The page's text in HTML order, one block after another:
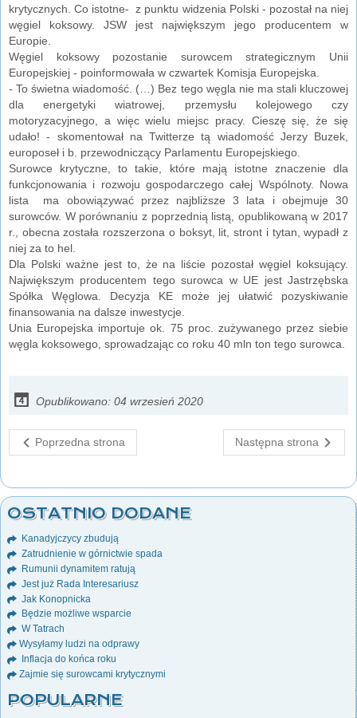
krytycznych. Co istotne- z punktu widzenia Polski - pozostał na niej
węgiel koksowy. JSW jest największym jego producentem w
Europie.
Węgiel koksowy pozostanie surowcem strategicznym Unii
Europejskiej - poinformowała w czwartek Komisja Europejska.
- To świetna wiadomość. (…) Bez tego węgla nie ma stali kluczowej
dla energetyki wiatrowej, przemysłu kolejowego czy
motoryzacyjnego, a więc wielu miejsc pracy. Cieszę się, że się
udało! - skomentował na Twitterze tą wiadomość Jerzy Buzek,
europoseł i b. przewodniczący Parlamentu Europejskiego.
Surowce krytyczne, to takie, które mają istotne znaczenie dla
funkcjonowania i rozwoju gospodarczego całej Wspólnoty. Nowa
lista ma obowiązywać przez najbliższe 3 lata i obejmuje 30
surowców. W porównaniu z poprzednią listą, opublikowaną w 2017
r., obecna została rozszerzona o boksyt, lit, stront i tytan, wypadł z
niej za to hel.
Dla Polski ważne jest to, że na liście pozostał węgiel koksujący.
Największym producentem tego surowca w UE jest Jastrzębska
Spółka Węglowa. Decyzja KE może jej ułatwić pozyskiwanie
finansowania na dalsze inwestycje.
Unia Europejska importuje ok. 75 proc. zużywanego przez siebie
węgla koksowego, sprowadzając co roku 40 mln ton tego surowca.
Opublikowano: 04 wrzesień 2020
Poprzedna strona Następna strona
OSTATNIO DODANE
Kanadyjczycy zbudują
Zatrudnienie w górnictwie spada
Rumunii dynamitem ratują
Jest już Rada Interesariusz
Jak Konopnicka
Będzie możliwe wsparcie
W Tatrach
Wysyłamy ludzi na odprawy
Inflacja do końca roku
Zajmie się surowcami krytycznymi
POPULARNE